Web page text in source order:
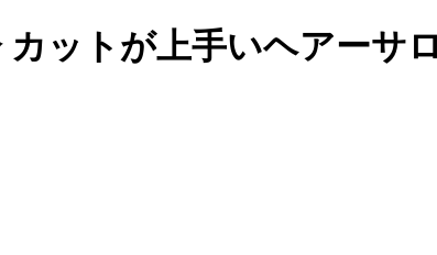
ットが上手いヘアーサ